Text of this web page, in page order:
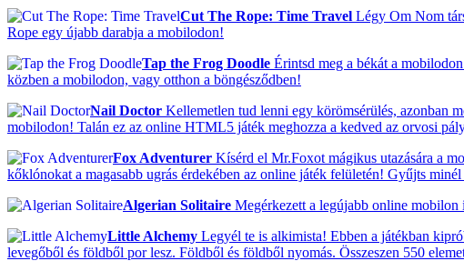
Cut The Rope: Time Travel Légy Om Nom
Rope egy újabb darabja a mobilodon!
Tap the Frog Doodle Érintsd meg a békát a
közben a mobilodon, vagy otthon a böngésződben!
Nail Doctor Kellemetlen tud lenni egy körömsérülés, azonban
mobilodon! Talán ez az online HTML5 játék meghozza a kedved az orvosi
Fox Adventurer Kísérd el Mr.Foxot mágikus utazására a
kőklónokat a magasabb ugrás érdekében az online játék felületén! Gyűjts
Algerian Solitaire Megérkezett a legújabb online mobilon
Little Alchemy Legyél te is alkimista! Ebben a játékban
levegőből és földből por lesz. Földből és földből nyomás. Összeszen 550